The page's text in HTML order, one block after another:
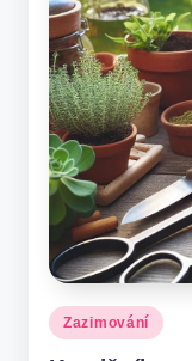
Posted
in
Zazimování